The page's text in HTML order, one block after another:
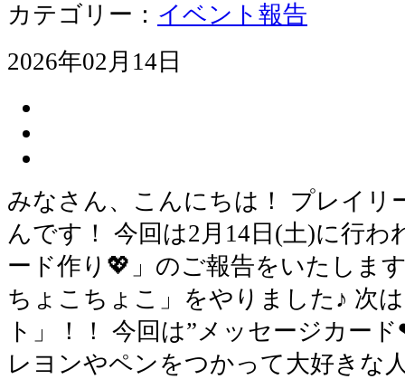
カテゴリー： イベント報告
2026年02月14日
みなさん、こんにちは！ プレイリ
んです！ 今回は2月14日(土)に行
ード作り💖」のご報告をいたしま
ちょこちょこ」をやりました♪ 次
ト」！！ 今回は”メッセージカー
レヨンやペンをつかって大好きな